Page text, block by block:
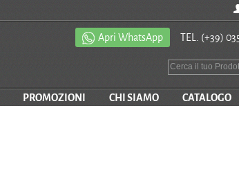
Apri WhatsApp TEL. (+39)
PROMOZIONI CHI SIAMO CATALOGO